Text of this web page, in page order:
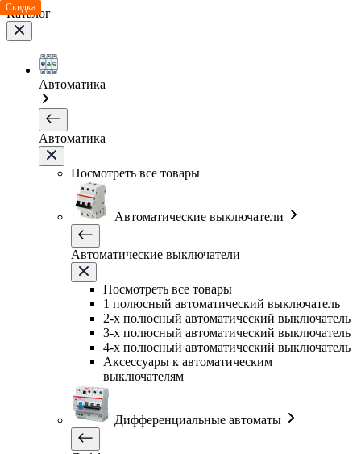
Каталог
Автоматика
Автоматика
Посмотреть все товары
Автоматические выключатели
Автоматические выключатели
Посмотреть все товары
1 полюсный автоматический выключатель
2-х полюсный автоматический выключатель
3-х полюсный автоматический выключатель
4-х полюсный автоматический выключатель
Аксессуары к автоматическим
выключателям
Дифференциальные автоматы
Скидка